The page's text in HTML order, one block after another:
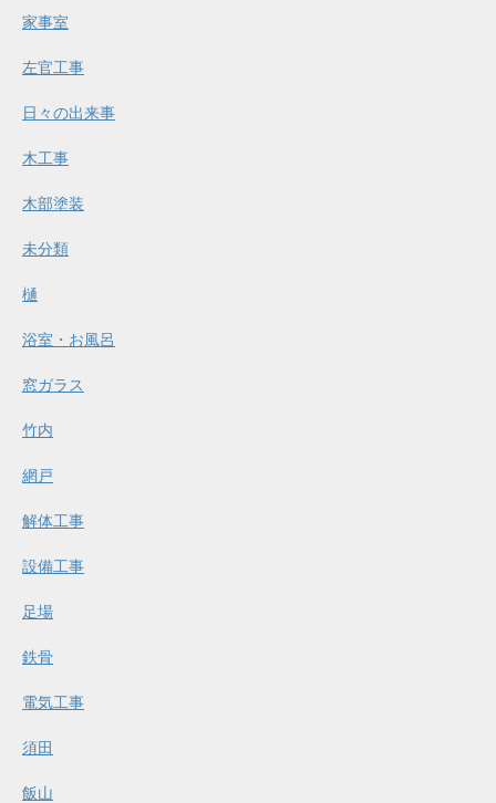
家事室
左官工事
日々の出来事
木工事
木部塗装
未分類
樋
浴室・お風呂
窓ガラス
竹内
網戸
解体工事
設備工事
足場
鉄骨
電気工事
須田
飯山